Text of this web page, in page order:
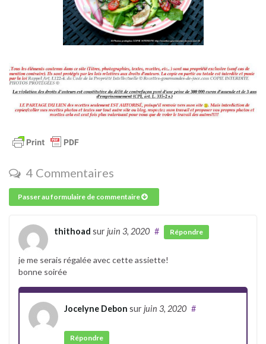
4 Commentaires
Passer au formulaire de commentaire
thithoad sur juin 3, 2020 # Répondre
je me serais régalée avec cette assiette!
bonne soirée
Jocelyne Debon sur juin 3, 2020 #
Répondre